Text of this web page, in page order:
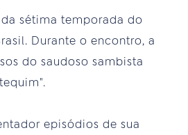
sétima temporada do
Durante o encontro, a
do saudoso sambista
episódios de sua